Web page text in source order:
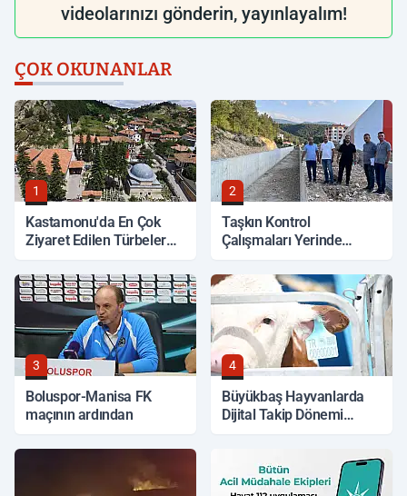
videolarınızı gönderin, yayınlayalım!
ÇOK OKUNANLAR
1
Kastamonu'da En Çok
Ziyaret Edilen Türbeler
2
Taşkın Kontrol
Çalışmaları Yerinde
3
Boluspor-Manisa FK
maçının ardından
4
Büyükbaş Hayvanlarda
Dijital Takip Dönemi